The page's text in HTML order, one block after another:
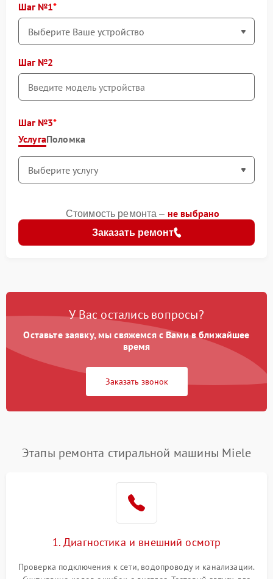
Шаг №1
Шаг №2
Шаг №3
УслугаПоломка
Заказать ремонт
Стоимость ремонта – не выбрано
У Вас остались вопросы?
Оставьте заявку, мы свяжемся с Вами в ближайшее
время
Заказать звонок
Этапы ремонта стиральной машины Miele
1. Диагностика и внешний осмотр
Проверка подключения к сети, водопроводу и канализации.